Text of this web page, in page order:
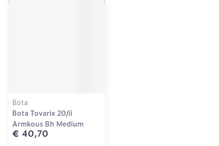
Bota
Bota Tovarix 20/ii
Armkous Bh Medium
€ 40,70